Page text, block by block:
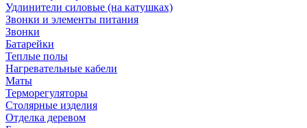
Удлинители силовые (на катушках)
Звонки и элементы питания
Звонки
Батарейки
Теплые полы
Нагревательные кабели
Маты
Терморегуляторы
Столярные изделия
Отделка деревом